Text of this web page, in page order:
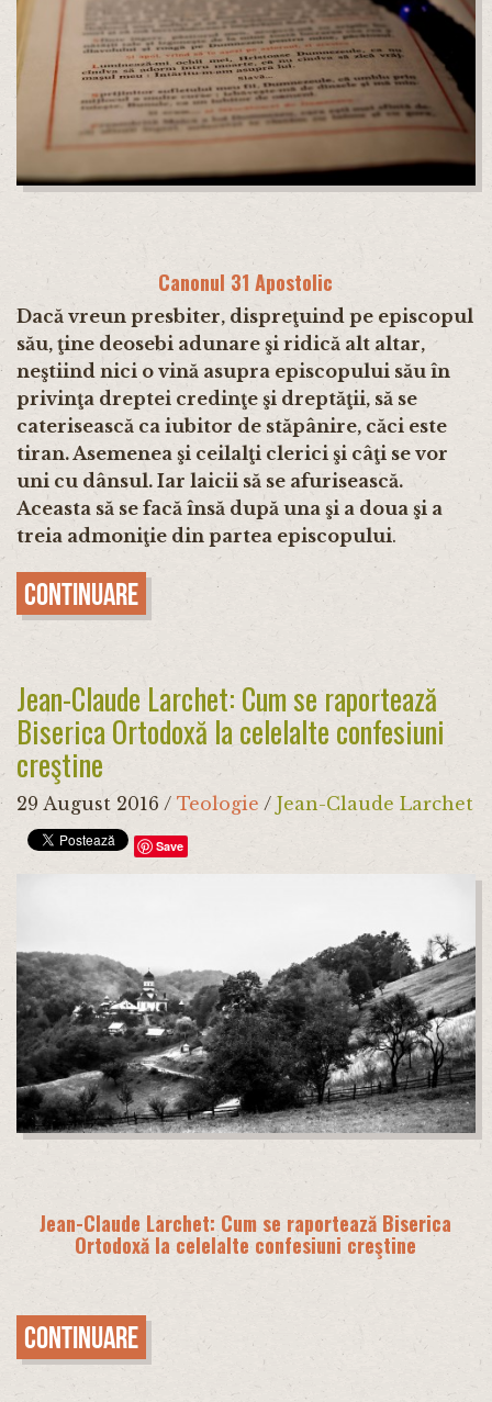
Canonul 31 Apostolic
Dacă vreun presbiter, dispreţuind pe episcopul
său, ţine deosebi adunare şi ridică alt altar,
neştiind nici o vină asupra episcopului său în
privinţa dreptei credinţe şi dreptăţii, să se
caterisească ca iubitor de stăpânire, căci este
tiran. Asemenea şi ceilalţi clerici şi câţi se vor
uni cu dânsul. Iar laicii să se afurisească.
Aceasta să se facă însă după una şi a doua şi a
treia admoniţie din partea episcopului.
Continuare
Jean-Claude Larchet: Cum se raportează
Biserica Ortodoxă la celelalte confesiuni
creştine
29 August 2016 / Teologie / Jean-Claude Larchet
Save
Jean-Claude Larchet: Cum se raportează Biserica
Ortodoxă la celelalte confesiuni creştine
Continuare